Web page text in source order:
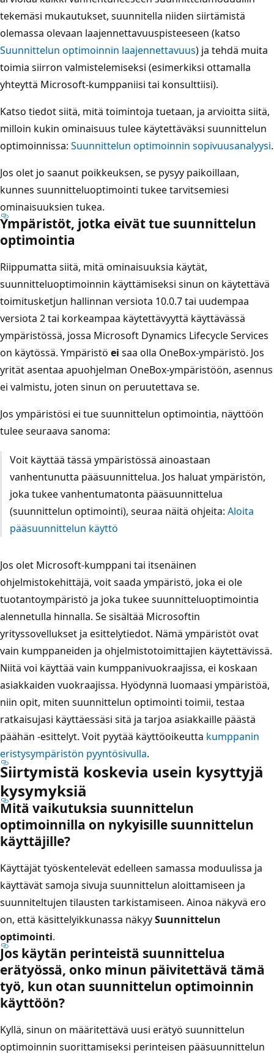
tekemäsi mukautukset, suunnitella niiden siirtämistä
olemassa olevaan laajennettavuuspisteeseen (katso
Suunnittelun optimoinnin laajennettavuus) ja tehdä muita
toimia siirron valmistelemiseksi (esimerkiksi ottamalla
yhteyttä Microsoft-kumppaniisi tai konsulttiisi).
Katso tiedot siitä, mitä toimintoja tuetaan, ja arvioitta siitä,
milloin kukin ominaisuus tulee käytettäväksi suunnittelun
optimoinnissa: Suunnittelun optimoinnin sopivuusanalyysi.
Jos olet jo saanut poikkeuksen, se pysyy paikoillaan,
kunnes suunnitteluoptimointi tukee tarvitsemiesi
ominaisuuksien tukea.
Ympäristöt, jotka eivät tue suunnittelun
optimointia
Riippumatta siitä, mitä ominaisuuksia käytät,
suunnitteluoptimoinnin käyttämiseksi sinun on käytettävä
toimitusketjun hallinnan versiota 10.0.7 tai uudempaa
versiota 2 tai korkeampaa käytettävyyttä käyttävässä
ympäristössä, jossa Microsoft Dynamics Lifecycle Services
on käytössä. Ympäristö ei saa olla OneBox-ympäristö. Jos
yrität asentaa apuohjelman OneBox-ympäristöön, asennus
ei valmistu, joten sinun on peruutettava se.
Jos ympäristösi ei tue suunnittelun optimointia, näyttöön
tulee seuraava sanoma:
Voit käyttää tässä ympäristössä ainoastaan
vanhentunutta pääsuunnittelua. Jos haluat ympäristön,
joka tukee vanhentumatonta pääsuunnittelua
(suunnittelun optimointi), seuraa näitä ohjeita: Aloita
pääsuunnittelun käyttö
Jos olet Microsoft-kumppani tai itsenäinen
ohjelmistokehittäjä, voit saada ympäristö, joka ei ole
tuotantoympäristö ja joka tukee suunnitteluoptimointia
alennetulla hinnalla. Se sisältää Microsoftin
yrityssovellukset ja esittelytiedot. Nämä ympäristöt ovat
vain kumppaneiden ja ohjelmistotoimittajien käytettävissä.
Niitä voi käyttää vain kumppanivuokraajissa, ei koskaan
asiakkaiden vuokraajissa. Hyödynnä luomaasi ympäristöä,
niin opit, miten suunnittelun optimointi toimii, testaa
ratkaisujasi käyttäessäsi sitä ja tarjoa asiakkaille päästä
päähän -esittelyt. Voit pyytää käyttöoikeutta kumppanin
eristysympäristön pyyntösivulla.
Siirtymistä koskevia usein kysyttyjä
kysymyksiä
Mitä vaikutuksia suunnittelun
optimoinnilla on nykyisille suunnittelun
käyttäjille?
Käyttäjät työskentelevät edelleen samassa moduulissa ja
käyttävät samoja sivuja suunnittelun aloittamiseen ja
suunniteltujen tilausten tarkistamiseen. Ainoa näkyvä ero
on, että käsittelyikkunassa näkyySuunnittelun
optimointi.
Jos käytän perinteistä suunnittelua
erätyössä, onko minun päivitettävä tämä
työ, kun otan suunnittelun optimoinnin
käyttöön?
Kyllä, sinun on määritettävä uusi erätyö suunnittelun
optimoinnin suorittamiseksi perinteisen pääsuunnittelun